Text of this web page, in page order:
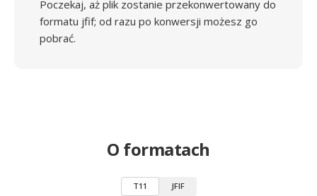
Poczekaj, aż plik zostanie przekonwertowany do
formatu jfif; od razu po konwersji możesz go
pobrać.
O formatach
T11 JFIF